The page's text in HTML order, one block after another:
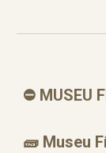
⛔ MUSEU
🧱 Museu